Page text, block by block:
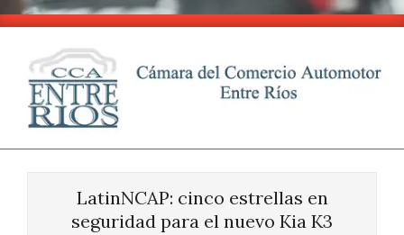
Skip
content
CCA
EntreLatinNCAP: cinco estrellas en
seguridad para el nuevo Kia K3